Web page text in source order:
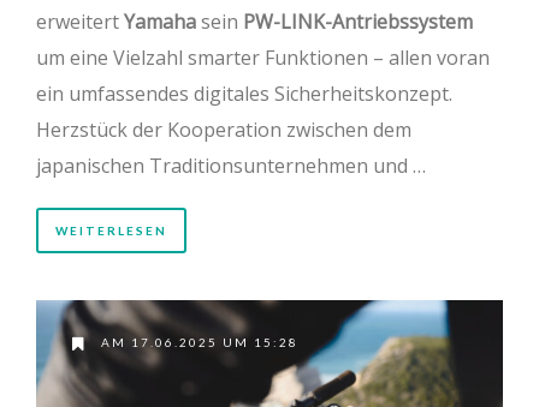
erweitertYamahasein PW-LINK-Antriebssystem
um eine Vielzahl smarter Funktionen – allen voran
ein umfassendes digitales Sicherheitskonzept.
Herzstück der Kooperation zwischen dem
japanischen Traditionsunternehmen und …
WEITERLESEN
AM 17.06.2025 UM 15:28